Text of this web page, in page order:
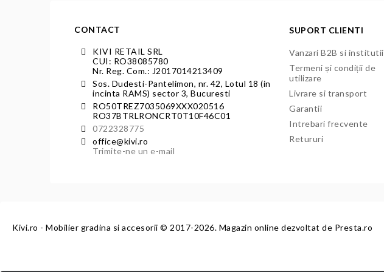
CONTACT
KIVI RETAIL SRL
CUI: RO38085780
Nr. Reg. Com.: J2017014213409
Sos. Dudesti-Pantelimon, nr. 42, Lotul 18 (in
incinta RAMS) sector 3, Bucuresti
RO50TREZ7035069XXX020516
RO37BTRLRONCRT0T10F46C01
0722328775
office@kivi.ro
Trimite-ne un e-mail
SUPORT CLIENTI
Vanzari B2B si institutii
Termeni și condiții de
utilizare
Livrare si transport
Garantii
Intrebari frecvente
Retururi
Kivi.ro - Mobilier gradina si accesorii © 2017-2026. Magazin online dezvoltat de Presta.ro